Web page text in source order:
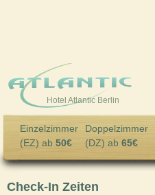
Hotel Atlantic Berlin
Einzelzimmer
(EZ) ab 50€
Doppelzimmer
(DZ) ab 65€
Check-In Zeiten